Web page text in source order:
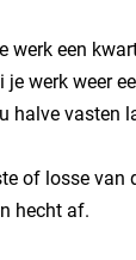
werk een
werk weer
halve vasten
of losse van
hecht af.